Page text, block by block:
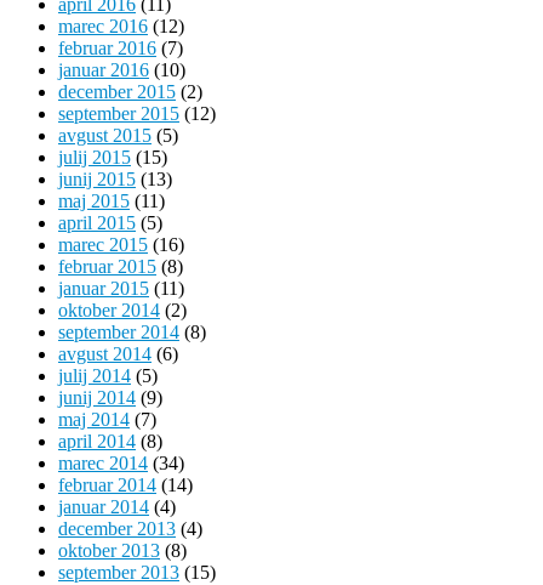
april 2016 (11)
marec 2016 (12)
februar 2016 (7)
januar 2016 (10)
december 2015 (2)
september 2015 (12)
avgust 2015 (5)
julij 2015 (15)
junij 2015 (13)
maj 2015 (11)
april 2015 (5)
marec 2015 (16)
februar 2015 (8)
januar 2015 (11)
oktober 2014 (2)
september 2014 (8)
avgust 2014 (6)
julij 2014 (5)
junij 2014 (9)
maj 2014 (7)
april 2014 (8)
marec 2014 (34)
februar 2014 (14)
januar 2014 (4)
december 2013 (4)
oktober 2013 (8)
september 2013 (15)